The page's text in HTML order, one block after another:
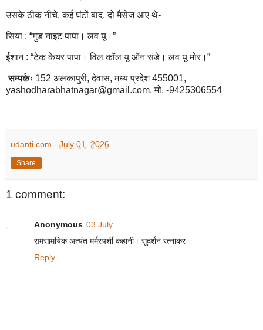
उसके ठीक नीचे, कई घंटों बाद, दो मैसेज आए थे-
सिया : “गुड नाइट पापा। लव यू।”
ईशान : “टेक केयर पापा। विल‌ कॉल यू ऑन संडे। लव यू मोर।”
सम्पर्कः 152 अलकापुरी, देवास, मध्य प्रदेश 455001,
yashodharabhatnagar@gmail.com, मो. -9425306554
udanti.com - July 01, 2026
Share
1 comment:
Anonymous 03 July
समसामयिक अत्यंत मर्मस्पर्शी कहानी। सुदर्शन रत्नाकर
Reply